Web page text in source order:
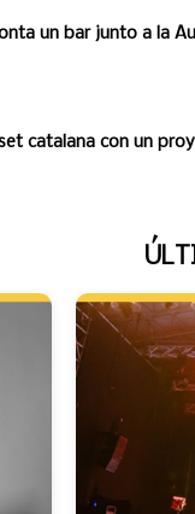
un bar junto a la
catalana con un